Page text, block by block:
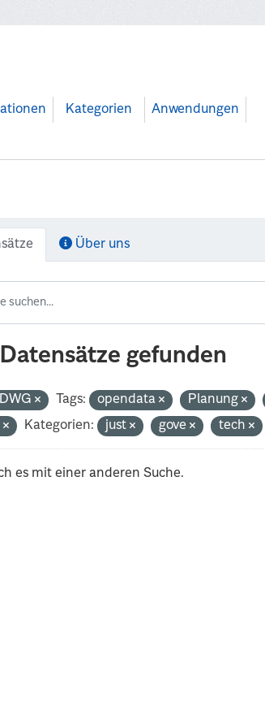
Kategorien Anwendungen
Über uns
gefunden
DWG Tags: opendata Planung
Kategorien: just gove tech
es mit einer anderen Suche.